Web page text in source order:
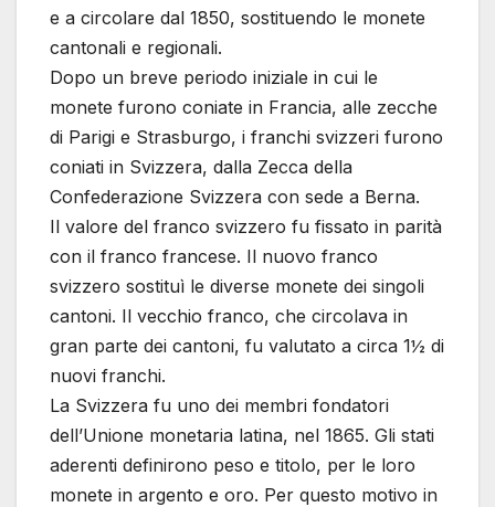
e a circolare dal 1850, sostituendo le monete
cantonali e regionali.
Dopo un breve periodo iniziale in cui le
monete furono coniate in Francia, alle zecche
di Parigi e Strasburgo, i franchi svizzeri furono
coniati in Svizzera, dalla Zecca della
Confederazione Svizzera con sede a Berna.
Il valore del franco svizzero fu fissato in parità
con il franco francese. Il nuovo franco
svizzero sostituì le diverse monete dei singoli
cantoni. Il vecchio franco, che circolava in
gran parte dei cantoni, fu valutato a circa 1½ di
nuovi franchi.
La Svizzera fu uno dei membri fondatori
dell’Unione monetaria latina, nel 1865. Gli stati
aderenti definirono peso e titolo, per le loro
monete in argento e oro. Per questo motivo in